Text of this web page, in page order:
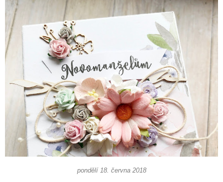
pondělí 18. června 2018